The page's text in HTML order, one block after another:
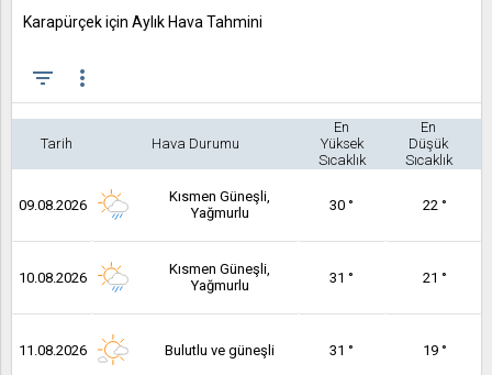
Karapürçek için Aylık Hava Tahmini
filter_list more_vert
Tarih Hava Durumu
En
Yüksek
Sıcaklık
En
Düşük
Sıcaklık
09.08.2026
Kısmen Güneşli,
Yağmurlu
30 ° 22 °
10.08.2026
Kısmen Güneşli,
Yağmurlu
31 ° 21 °
11.08.2026 Bulutlu ve güneşli 31 ° 19 °